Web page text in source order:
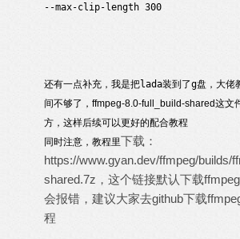
--max-clip-length 300
还有一点补充，我是把lada装到了g盘，大佬
间不够了， ffmpeg-8.0-full_build-shared这文
方，这样后续可以更好的配合教程
同时注意，教程里下载：
https://www.gyan.dev/ffmpeg/builds/
shared.7z ，这个链接默认下载ffmpeg
会报错，建议大家去github下载
程